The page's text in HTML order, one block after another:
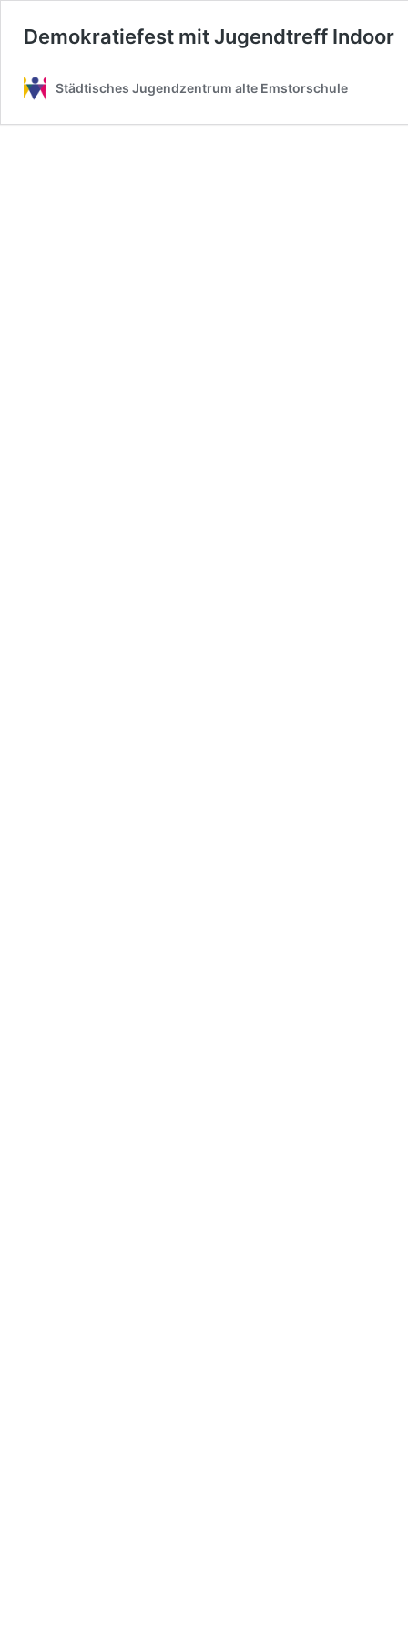
Demokratiefest mit Jugendtreff Indoor
Städtisches Jugendzentrum alte Emstorschule